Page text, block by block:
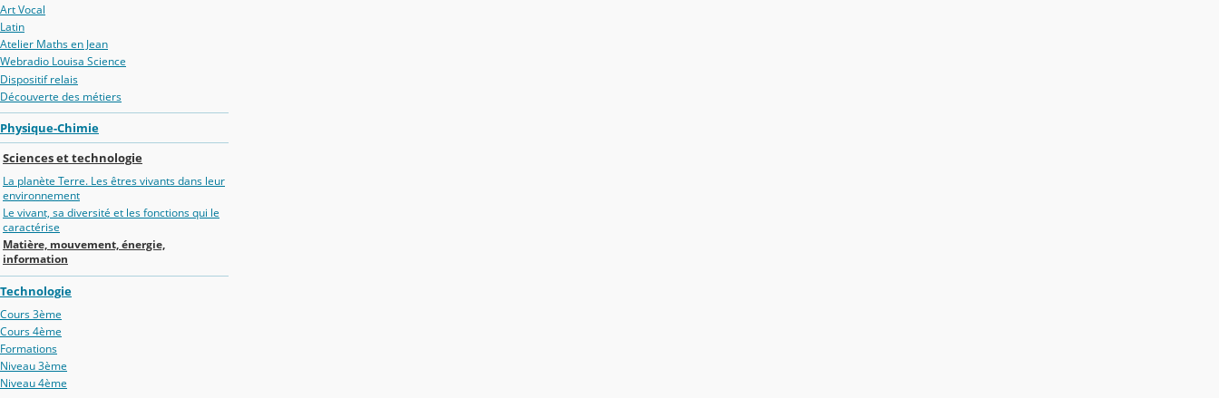
Art Vocal
Latin
Atelier Maths en Jean
Webradio Louisa Science
Dispositif relais
Découverte des métiers
Physique-Chimie
Sciences et technologie
La planète Terre. Les êtres vivants dans leur
environnement
Le vivant, sa diversité et les fonctions qui le
caractérise
Matière, mouvement, énergie,
information
Technologie
Cours 3ème
Cours 4ème
Formations
Niveau 3ème
Niveau 4ème